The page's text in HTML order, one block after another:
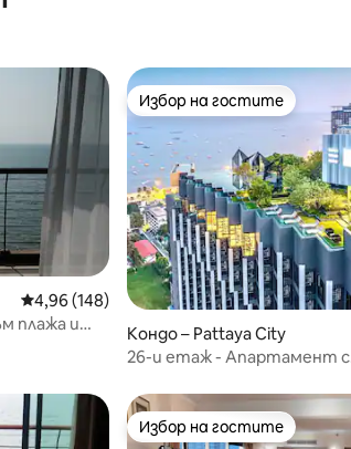
Средна оценка: 4,96 от 5, 148 отзива
4,96 (148)
плажа и
Избор на гостите
Избор на гостите
Кондо – Pattaya City
26-и етаж - Апартамент с
Edge Pattaya
Избор на гостите
Избор на гостите